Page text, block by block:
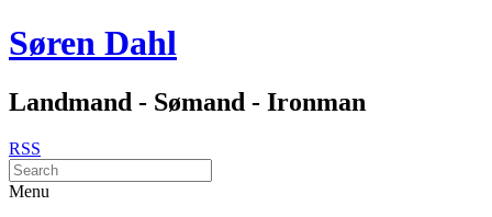
Søren Dahl
Landmand - Sømand - Ironman
RSS
Menu